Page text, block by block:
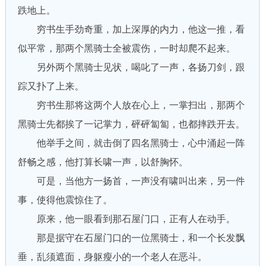
跌地上。
穷书生手劲奇重，加上深厚的内力，他这一推，看
似平常，那两个黑骑士全被震伤，一时却爬不起来。
另外两个黑骑士见状，喝叱了一声，各扬刀剑，跟
踪又扑了上来。
穷书生那将这两个人放在心上，一掌扫出，那两个
黑骑士先都挨了一记掌力，砰砰匐匐，也都摔跌开去。
他举手之间，就击倒了四名黑骑士，心中涌起一阵
舒畅之感，他打算长啸一声，以舒胸怀。
可是，当他方一扬首，一声没有啸叫出来，另一件
事，使得他震惊住了。
原来，他一眼看到那石屋门口，正有人在动手。
那是据守在石屋门口的一位黑骑士，和一个长发飘
垂，乱须遮面，身躯瘦小的一个老人在恶斗。